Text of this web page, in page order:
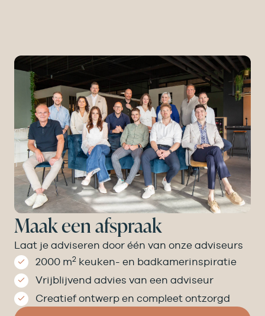
Maak een afspraak
Laat je adviseren door één van onze adviseurs
2000 m2 keuken- en badkamer­inspiratie
Vrijblijvend advies van een adviseur
Creatief ontwerp en compleet ontzorgd